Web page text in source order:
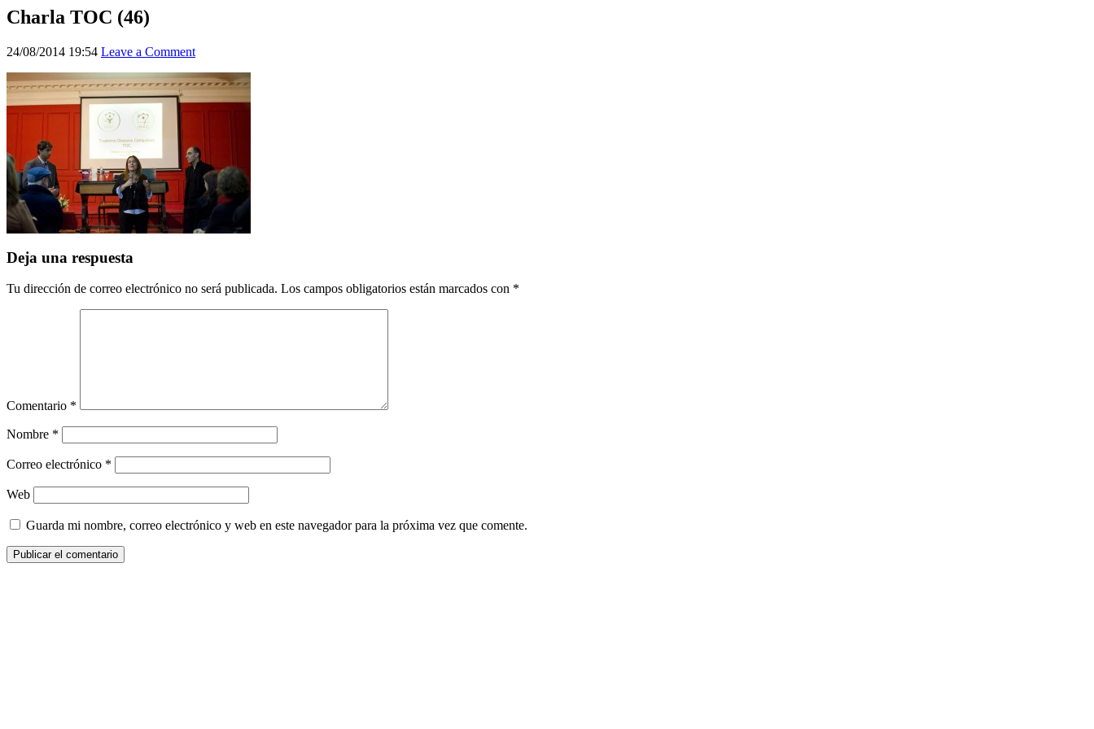
Charla TOC (46)
24/08/2014 19:54 Leave a Comment
Deja una respuesta
Tu dirección de correo electrónico no será publicada. Los campos obligatorios están marcados con *
Comentario *
Nombre *
Correo electrónico *
Web
Guarda mi nombre, correo electrónico y web en este navegador para la próxima vez que comente.